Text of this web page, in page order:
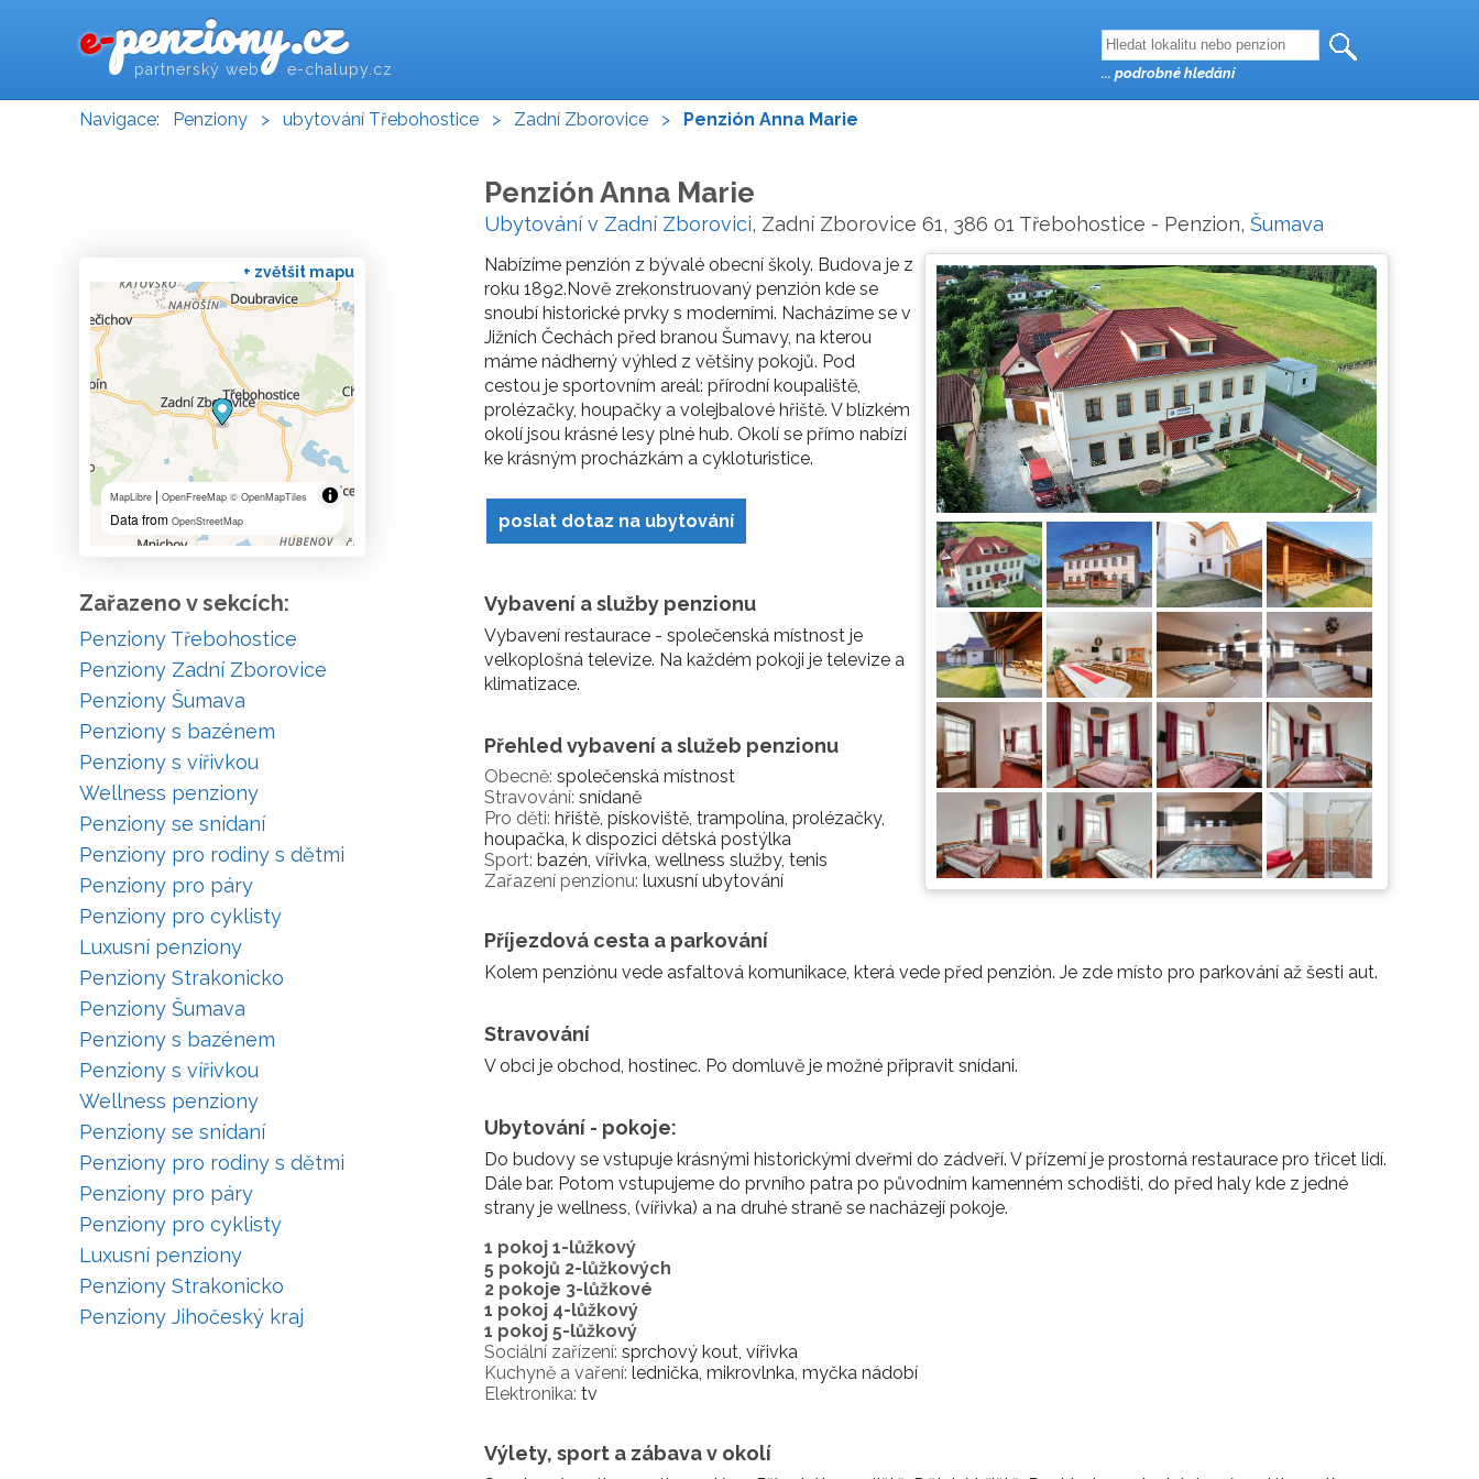
e-penziony.cz
partnerský web e-chalupy.cz
Navigace: Penziony > ubytování Třebohostice > Zadní Zborovice > Penzión Anna Marie
Penzión Anna Marie
Ubytování v Zadní Zborovici, Zadní Zborovice 61, 386 01 Třebohostice - Penzion, Šumava
Nabízíme penzión z bývalé obecní školy. Budova je z
roku 1892.Nově zrekonstruovaný penzión kde se
snoubí historické prvky s moderními. Nacházíme se v
Jižních Čechách před branou Šumavy, na kterou
máme nádherný výhled z většiny pokojů. Pod
cestou je sportovním areál: přírodní koupaliště,
prolézačky, houpačky a volejbalové hřiště. V blízkém
okolí jsou krásné lesy plné hub. Okolí se přímo nabízí
ke krásným procházkám a cykloturistice.
poslat dotaz na ubytování
Vybavení a služby penzionu
Vybavení restaurace - společenská místnost je
velkoplošná televize. Na každém pokoji je televize a
klimatizace.
Přehled vybavení a služeb penzionu
Obecně: společenská místnost
Stravování: snídaně
Pro děti: hřiště, pískoviště, trampolína, prolézačky,
houpačka, k dispozici dětská postýlka
Sport: bazén, vířivka, wellness služby, tenis
Zařazení penzionu: luxusní ubytování
Příjezdová cesta a parkování
Kolem penziónu vede asfaltová komunikace, která vede před penzión. Je zde místo pro parkování až šesti aut.
Stravování
V obci je obchod, hostinec. Po domluvě je možné připravit snídani.
Ubytování - pokoje:
Do budovy se vstupuje krásnými historickými dveřmi do zádveří. V přízemí je prostorná restaurace pro třicet lidí.
Dále bar. Potom vstupujeme do prvního patra po původním kamenném schodišti, do před haly kde z jedné
strany je wellness, (vířivka) a na druhé straně se nacházejí pokoje.
1 pokoj 1-lůžkový
5 pokojů 2-lůžkových
2 pokoje 3-lůžkové
1 pokoj 4-lůžkový
1 pokoj 5-lůžkový
Sociální zařízení: sprchový kout, vířivka
Kuchyně a vaření: lednička, mikrovlnka, myčka nádobí
Elektronika: tv
Výlety, sport a zábava v okolí
+ zvětšit mapu
MapLibre | OpenFreeMap © OpenMapTiles
Data from OpenStreetMap
Zařazeno v sekcích:
Penziony Třebohostice
Penziony Zadní Zborovice
Penziony Šumava
Penziony s bazénem
Penziony s vířivkou
Wellness penziony
Penziony se snídaní
Penziony pro rodiny s dětmi
Penziony pro páry
Penziony pro cyklisty
Luxusní penziony
Penziony Strakonicko
Penziony Šumava
Penziony s bazénem
Penziony s vířivkou
Wellness penziony
Penziony se snídaní
Penziony pro rodiny s dětmi
Penziony pro páry
Penziony pro cyklisty
Luxusní penziony
Penziony Strakonicko
Penziony Jihočeský kraj
... podrobné hledání